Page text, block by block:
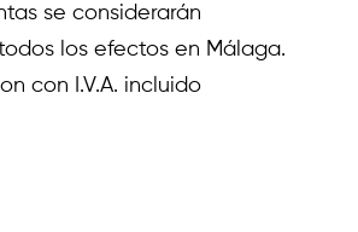
se considerarán
los efectos en Málaga.
con I.V.A. incluido